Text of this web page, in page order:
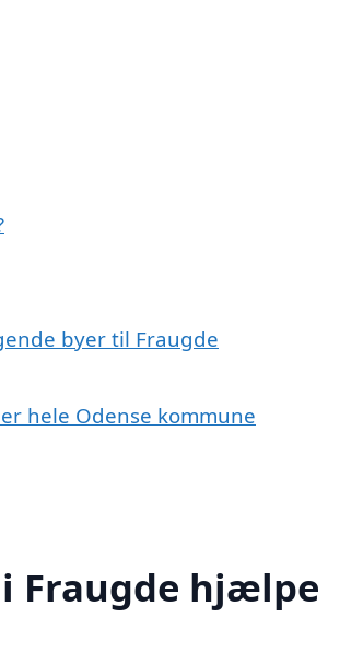
byer til Fraugde
hele Odense kommune
Fraugde hjælpe